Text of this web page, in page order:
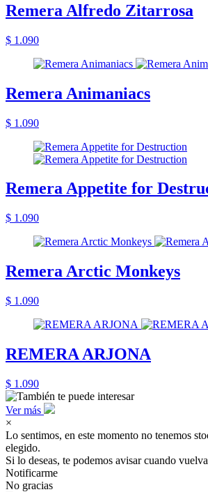
Remera Alfredo Zitarrosa
$ 1.090
Remera Animaniacs
$ 1.090
Remera Appetite for
$ 1.090
Remera Arctic Monkeys
$ 1.090
REMERA ARJONA
$ 1.090
Ver más
×
Lo sentimos, en este momento no tenemos
elegido.
Si lo deseas, te podemos avisar cuando
Notificarme
No gracias